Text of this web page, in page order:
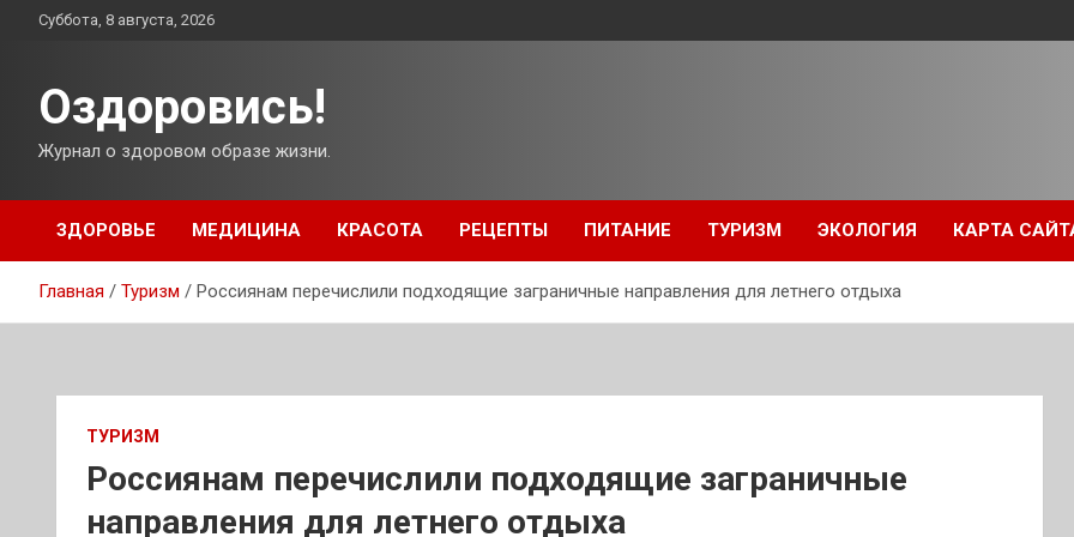
ПерейтиСуббота, 8 августа, 2026
Оздоровись!
Журнал о здоровом образе жизни.
ЗДОРОВЬЕ МЕДИЦИНА КРАСОТА РЕЦЕПТЫ ПИТАНИЕ ТУРИЗМ ЭКОЛОГИЯ КАРТА
Главная Туризм Россиянам перечислили подходящие заграничные направления для летнего отдыха
ТУРИЗМ
Россиянам перечислили подходящие заграничные
направления для летнего отдыха